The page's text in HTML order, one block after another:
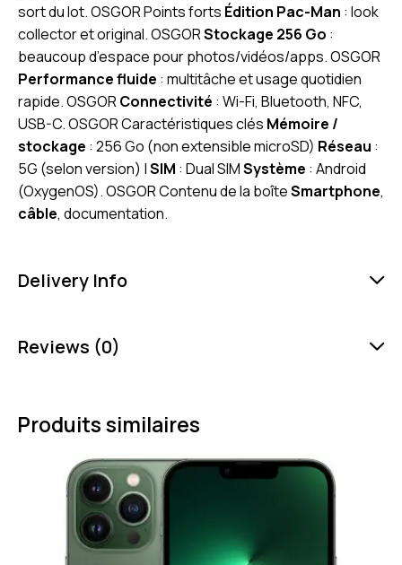
sort du lot. OSGOR Points forts Édition Pac-Man : look
collector et original. OSGORStockage 256 Go :
beaucoup d’espace pour photos/vidéos/apps. OSGOR
Performance fluide : multitâche et usage quotidien
rapide. OSGORConnectivité : Wi-Fi, Bluetooth, NFC,
USB-C. OSGOR Caractéristiques clés Mémoire /
stockage : 256 Go (non extensible microSD) Réseau :
5G (selon version) |SIM : Dual SIMSystème : Android
(OxygenOS). OSGOR Contenu de la boîteSmartphone,
câble, documentation.
Delivery Info
Reviews (0)
Produits similaires